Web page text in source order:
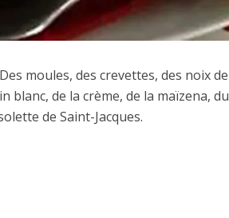
moules, des crevettes, des noix de
blanc, de la crème, de la maïzena, du
de Saint-Jacques.